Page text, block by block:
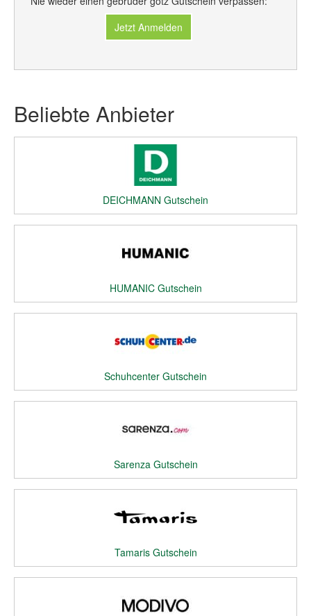
Jetzt Anmelden
Beliebte Anbieter
DEICHMANN Gutschein
HUMANIC Gutschein
Schuhcenter Gutschein
Sarenza Gutschein
Tamaris Gutschein